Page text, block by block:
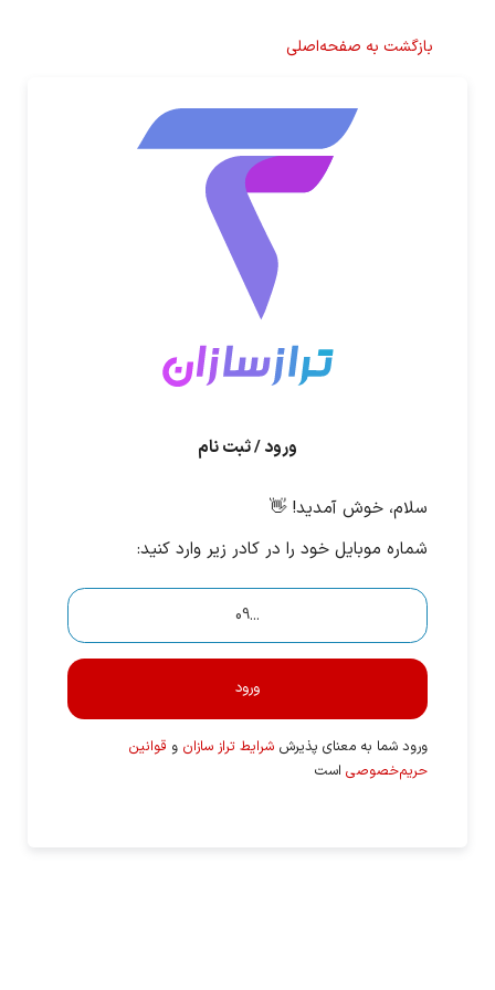
بازگشت به صفحه‌اصلی
ورود / ثبت نام
سلام، خوش آمدید! 👋
شماره موبایل خود را در کادر زیر وارد کنید:
ورود
ورود شما به معنای پذیرش شرایط تراز سازان و قوانین
حریم‌خصوصیاست